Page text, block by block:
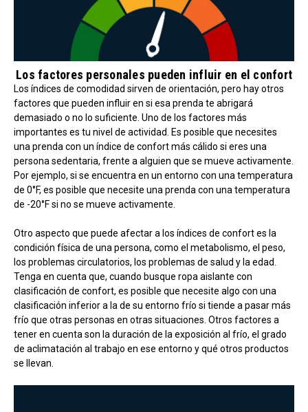
Los factores personales pueden influir en el confort
Los índices de comodidad sirven de orientación, pero hay otros
factores que pueden influir en si esa prenda te abrigará
demasiado o no lo suficiente. Uno de los factores más
importantes es tu nivel de actividad. Es posible que necesites
una prenda con un índice de confort más cálido si eres una
persona sedentaria, frente a alguien que se mueve activamente.
Por ejemplo, si se encuentra en un entorno con una temperatura
de 0°F, es posible que necesite una prenda con una temperatura
de -20°F si no se mueve activamente.
Otro aspecto que puede afectar a los índices de confort es la
condición física de una persona, como el metabolismo, el peso,
los problemas circulatorios, los problemas de salud y la edad.
Tenga en cuenta que, cuando busque ropa aislante con
clasificación de confort, es posible que necesite algo con una
clasificación inferior a la de su entorno frío si tiende a pasar más
frío que otras personas en otras situaciones. Otros factores a
tener en cuenta son la duración de la exposición al frío, el grado
de aclimatación al trabajo en ese entorno y qué otros productos
se llevan.